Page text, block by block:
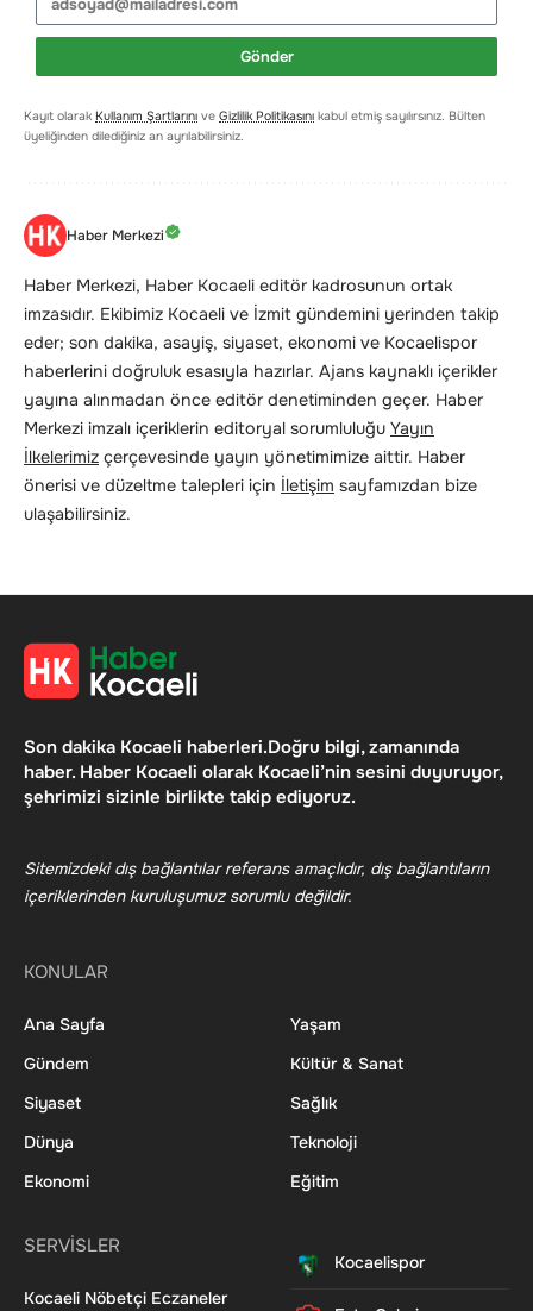
Gönder
Kayıt olarak Kullanım Şartlarını ve Gizlilik Politikasını kabul etmiş sayılırsınız. Bülten
üyeliğinden dilediğiniz an ayrılabilirsiniz.
Haber Merkezi
Haber Merkezi, Haber Kocaeli editör kadrosunun ortak
imzasıdır. Ekibimiz Kocaeli ve İzmit gündemini yerinden takip
eder; son dakika, asayiş, siyaset, ekonomi ve Kocaelispor
haberlerini doğruluk esasıyla hazırlar. Ajans kaynaklı içerikler
yayına alınmadan önce editör denetiminden geçer. Haber
Merkezi imzalı içeriklerin editoryal sorumluluğu Yayın
İlkelerimiz çerçevesinde yayın yönetimimize aittir. Haber
önerisi ve düzeltme talepleri için İletişim sayfamızdan bize
ulaşabilirsiniz.
Son dakika Kocaeli haberleri.Doğru bilgi, zamanında
haber. Haber Kocaeli olarak Kocaeli’nin sesini duyuruyor,
şehrimizi sizinle birlikte takip ediyoruz.
Sitemizdeki dış bağlantılar referans amaçlıdır, dış bağlantıların
içeriklerinden kuruluşumuz sorumlu değildir.
KONULAR
Ana Sayfa
Gündem
Siyaset
Dünya
Ekonomi
Yaşam
Kültür & Sanat
Sağlık
Teknoloji
Eğitim
SERVİSLER
Kocaeli Nöbetçi Eczaneler
Kocaelispor